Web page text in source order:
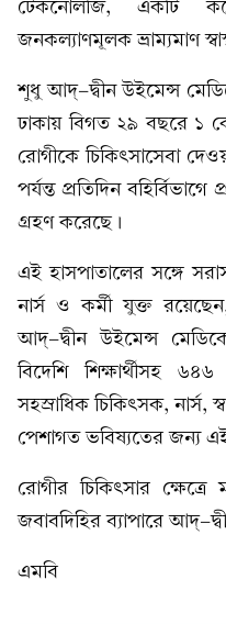
টেকনোলজি, একটি
জনকল্যাণমূলক ভ্রাম্যমাণ
শুধু আদ্‌-দ্বীন উইমেন্স
ঢাকায় বিগত ২৯ বছরে ১
রোগীকে চিকিৎসাসেবা
পর্যন্ত প্রতিদিন
গ্রহণ করেছে।
এই হাসপাতালের সঙ্গে
নার্স ও কর্মী যুক্ত
আদ্-দ্বীন উইমেন্স
বিদেশি শিক্ষার্থীসহ
সহস্রাধিক চিকিৎসক, নার্স,
পেশাগত ভবিষ্যতের জন্য এই
রোগীর চিকিৎসার ক্ষেত্রে
জবাবদিহির ব্যাপারে আদ্‌-
এমবি